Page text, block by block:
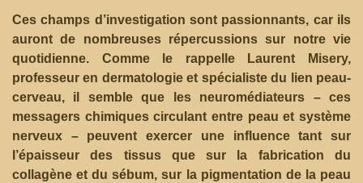
Ces champs d’investigation sont passionnants, car ils
auront de nombreuses répercussions sur notre vie
quotidienne. Comme le rappelle Laurent Misery,
professeur en dermatologie et spécialiste du lien peau-
cerveau, il semble que les neuromédiateurs – ces
messagers chimiques circulant entre peau et système
nerveux – peuvent exercer une influence tant sur
l’épaisseur des tissus que sur la fabrication du
collagène et du sébum, sur la pigmentation de la peau